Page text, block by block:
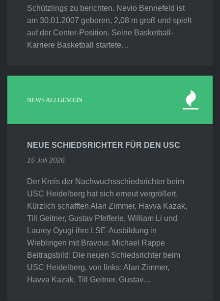
Schützlings zu berichten. Nevio Bennefeld ist
am 30.01.2007 geboren, 2,08 m groß und spielt
auf der Center-Position. Seine Basketball-
Karriere Basketball startete…
NEWS ALLGEMEIN
NEUE SCHIEDSRICHTER FÜR DEN USC
15 Juli 2026
Der Kreis der Nachwuchsschiedsrichter beim
USC Heidelberg hat sich erneut vergrößert.
Kürzlich schafften Alan Zimmer, Havva Kazak,
Till Geitner, Gustav Pfefferle, William Li und
Laurey Oyugi ihre LSE-Ausbildung in
Wieblingen mit Bravour. Michael Rappe
Beitragsbild: Die neuen Schiedsrichter beim
USC Heidelberg, von links: Alan Zimmer,
Havva Kazak, Till Geitner, Gustav…